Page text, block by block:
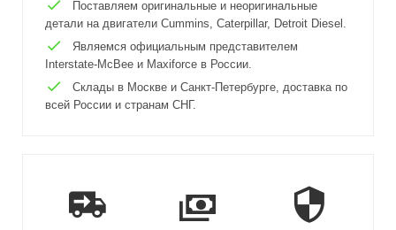
Поставляем оригинальные и неоригинальные
детали на двигатели Cummins, Caterpillar, Detroit Diesel.
Являемся официальным представителем
Interstate-McBee и Maxiforce в России.
Склады в Москве и Санкт-Петербурге, доставка по
всей России и странам СНГ.